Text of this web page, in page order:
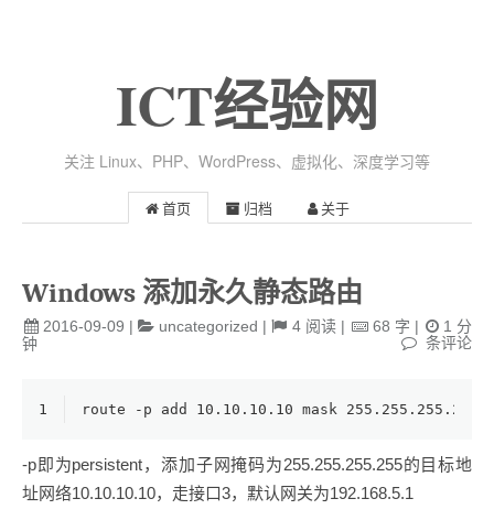
ICT经验网
关注 Linux、PHP、WordPress、虚拟化、深度学习等
首页 归档 关于
Windows 添加永久静态路由
2016-09-09 | uncategorized | 4阅读| 68 字 | 1 分
钟
条评论
1 route -p add 10.10.10.10 mask 255.255.255.255
-p即为persistent，添加子网掩码为255.255.255.255的目标地
址网络10.10.10.10，走接口3，默认网关为192.168.5.1